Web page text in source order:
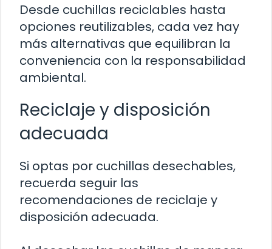
Desde cuchillas reciclables hasta
opciones reutilizables, cada vez hay
más alternativas que equilibran la
conveniencia con la responsabilidad
ambiental.
Reciclaje y disposición
adecuada
Si optas por cuchillas desechables,
recuerda seguir las
recomendaciones de reciclaje y
disposición adecuada.